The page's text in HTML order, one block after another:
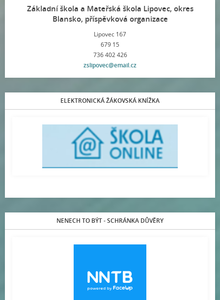
Základní škola a Mateřská škola Lipovec, okres
Blansko, příspěvková organizace
Lipovec 167
679 15
736 402 426
zslipovec@email.cz
ELEKTRONICKÁ ŽÁKOVSKÁ KNÍŽKA
NENECH TO BÝT - SCHRÁNKA DŮVĚRY